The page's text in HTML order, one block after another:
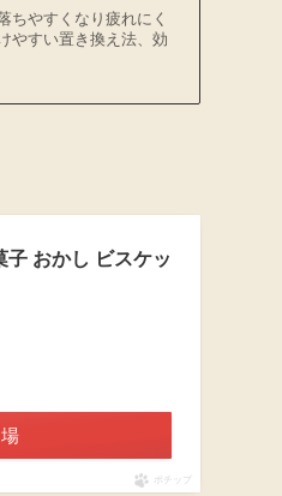
ちやすくなり疲れにく
やすい置き換え法、効
おかし ビスケッ
ポチップ